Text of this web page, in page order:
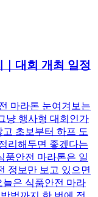
대회 개최 일정
마라톤 눈여겨보는
냥 행사형 대회인가
초보부터 하프 도
리해두면 좋겠다는
품안전 마라톤은 일
정보만 보고 있으면
은 식품안전 마라